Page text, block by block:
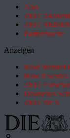
Abo
ZEIT
ZEIT REISEN
Partnersuche
Anzeigen
Most Wanted
How it works:
ZEIT
Deutsches
ZEIT für X